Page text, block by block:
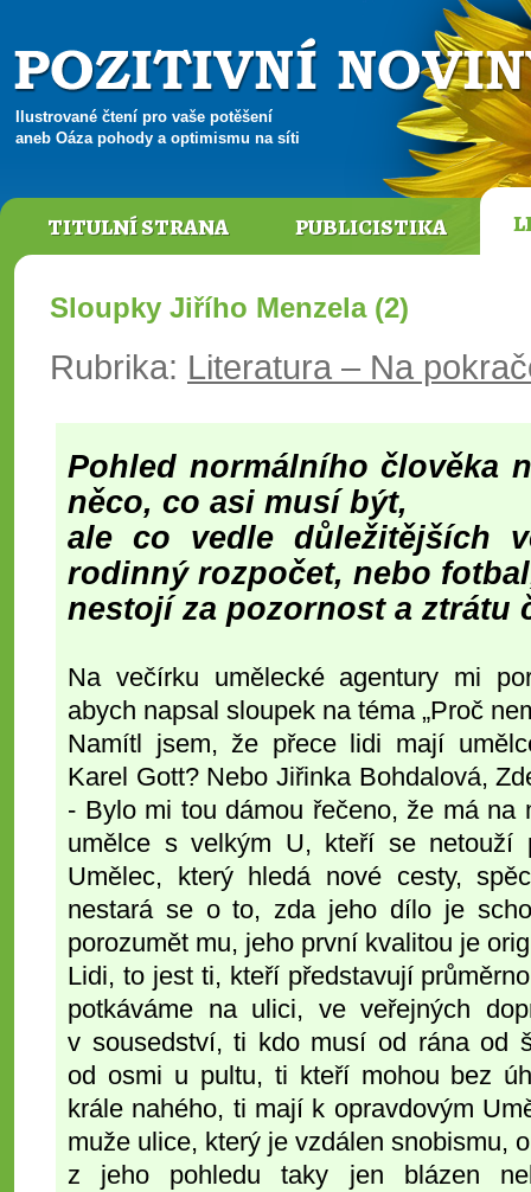
Ilustrované čtení pro vaše potěšení
aneb Oáza pohody a optimismu na síti
TITULNÍ STRANA PUBLICISTIKA
Sloupky Jiřího Menzela (2)
Rubrika: Literatura – Na
Pohled normálního člověka
něco, co asi musí být,
ale co vedle důležitějších
rodinný rozpočet, nebo
nestojí za pozornost a ztrátu
Na večírku umělecké agentury mi
abych napsal sloupek na téma „Proč
Namítl jsem, že přece lidi mají
Karel Gott? Nebo Jiřinka Bohdalová,
- Bylo mi tou dámou řečeno, že má na
umělce s velkým U, kteří se netouží
Umělec, který hledá nové cesty,
nestará se o to, zda jeho dílo je
porozumět mu, jeho první kvalitou je
Lidi, to jest ti, kteří představují
potkáváme na ulici, ve veřejných
v sousedství, ti kdo musí od rána od
od osmi u pultu, ti kteří mohou bez
krále nahého, ti mají k opravdovým
muže ulice, který je vzdálen snobismu,
z jeho pohledu taky jen blázen